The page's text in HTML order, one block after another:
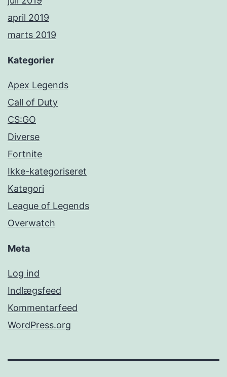
april 2019
marts 2019
Kategorier
Apex Legends
Call of Duty
CS:GO
Diverse
Fortnite
Ikke-kategoriseret
Kategori
League of Legends
Overwatch
Meta
Log ind
Indlægsfeed
Kommentarfeed
WordPress.org